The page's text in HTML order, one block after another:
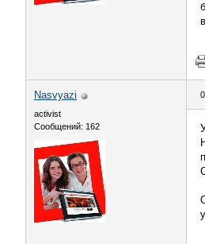
Nasvyazi
activist
Сообщений: 162